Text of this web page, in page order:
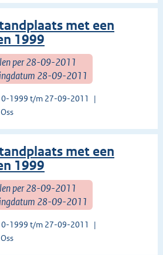
met een
1999
per 28-09-2011
28-09-2011
1999 t/m 27-09-2011
met een
1999
per 28-09-2011
28-09-2011
1999 t/m 27-09-2011